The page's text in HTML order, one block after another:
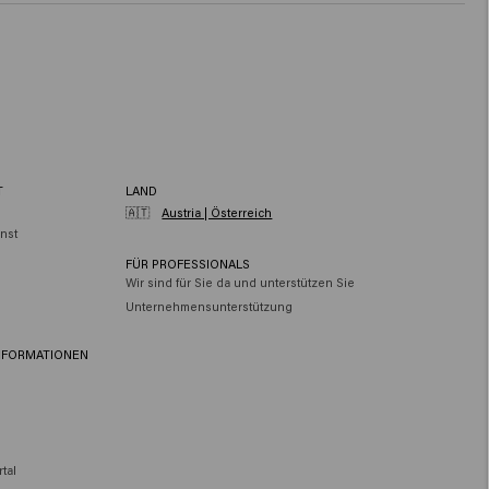
LAND
🇦🇹
Austria | Österreich
FÜR PROFESSIONALS
Wir sind für Sie da und unterstützen Sie
Unternehmensunterstützung